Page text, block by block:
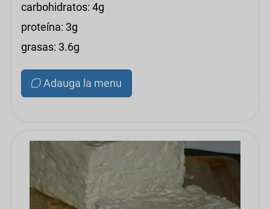
carbohidratos: 4g
proteína: 3g
grasas: 3.6g
Adauga la menu